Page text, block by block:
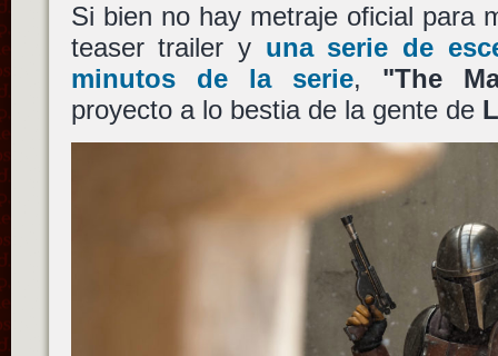
Si bien no hay metraje oficial para
teaser trailer y una serie de
minutos de la serie, "The
proyecto a lo bestia de la gente de